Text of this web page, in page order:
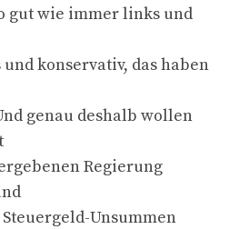
gut wie immer links und
konservativ, das haben
genau deshalb wollen
Regierung
Unsummen